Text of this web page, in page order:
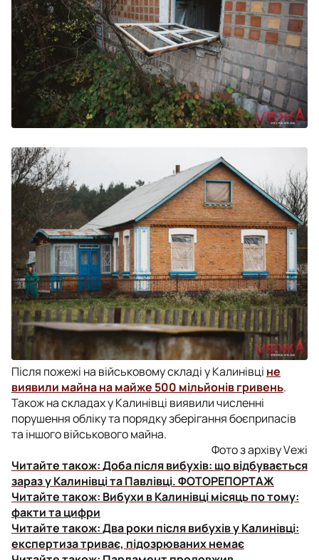
Після пожежі на військовому складі у Калинівці не
виявили майна на майже 500 мільйонів гривень.
Також на складах у Калинівці виявили численні
порушення обліку та порядку зберігання боєприпасів
та іншого військового майна.
Фото з архіву Vежі
Читайте також:Доба після вибухів: що відбувається
зараз у Калинівці та Павлівці. ФОТОРЕПОРТАЖ
Читайте також: Вибухи в Калинівці місяць по тому:
факти та цифри
Читайте також:Два роки після вибухів у Калинівці:
експертиза триває, підозрюваних немає